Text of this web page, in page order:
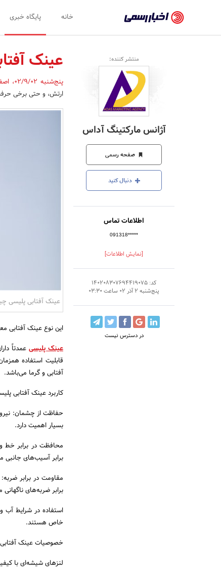
رسمی
-
اخبار
تایید
شده
شرکت‌ها،
سازمان‌ها
و
روابط
عمومی‌ها
خانه پایگاه خبری
منتشر کننده:
آژانس مارکتینگ آداس
صفحه رسمی
دنبال کنید
اطلاعات تماس
091318*****
[نمایش اطلاعات]
کد: 140208307694419075
پنج‌شنبه 2 آذر 02 ساعت 03:30
در دسترس نیست
عینک
پنج‌شنبه 02/9/02 ،
ارتش، و حتی برخی
عینک آفتابی پلیسی
این نوع عینک آفتابی
عینک پلیسی
قابلیت استفاده
آفتابی و گرما می‌باشد.
کاربرد عینک آفتابی
حفاظت از چشمان:
بسیار اهمیت دارد.
محافظت در برابر
برابر آسیب‌های
مقاومت در برابر
برابر ضربه‌های
استفاده در شرایط آب
خاص هستند.
خصوصیات عینک
لنزهای شیشه‌ای با